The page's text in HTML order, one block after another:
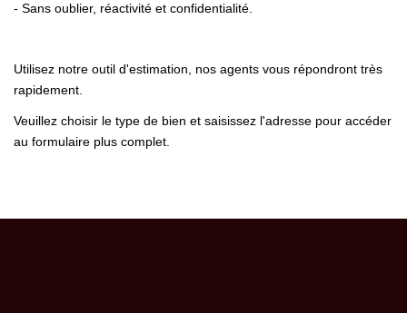
- Sans oublier, réactivité et confidentialité.
Utilisez notre outil d'estimation, nos agents vous répondront très
rapidement.
Veuillez choisir le type de bien et saisissez l'adresse pour accéder
au formulaire plus complet.